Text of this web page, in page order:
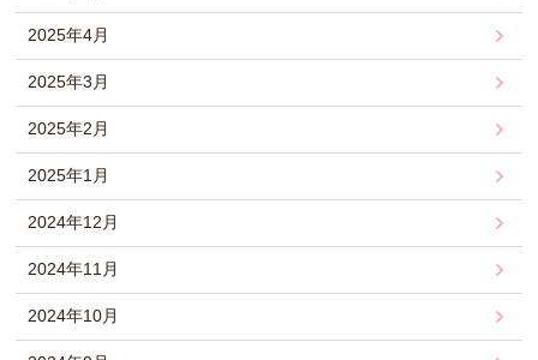
2025年4月
2025年3月
2025年2月
2025年1月
2024年12月
2024年11月
2024年10月